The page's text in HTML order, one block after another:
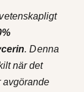
. Denna
när det
avgörande